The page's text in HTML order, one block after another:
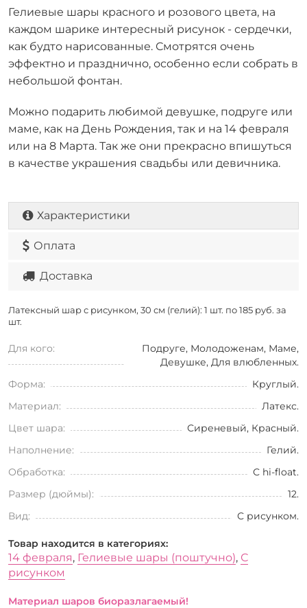
Гелиевые шары красного и розового цвета, на
каждом шарике интересный рисунок - сердечки,
как будто нарисованные. Смотрятся очень
эффектно и празднично, особенно если собрать в
небольшой фонтан.
Можно подарить любимой девушке, подруге или
маме, как на День Рождения, так и на 14 февраля
или на 8 Марта. Так же они прекрасно впишуться
в качестве украшения свадьбы или девичника.
Характеристики
Оплата
Доставка
Латексный шар с рисунком, 30 см (гелий): 1 шт. по 185 руб. за
шт.
Для кого:
Подруге, Молодоженам, Маме,
Девушке, Для влюбленных.
Форма:
Круглый.
Материал:
Латекс.
Цвет шара:
Сиреневый, Красный.
Наполнение:
Гелий.
Обработка:
С hi-float.
Размер (дюймы):
12.
Вид:
С рисунком.
Товар находится в категориях:
14 февраля, Гелиевые шары (поштучно), С
рисунком
Материал шаров биоразлагаемый!